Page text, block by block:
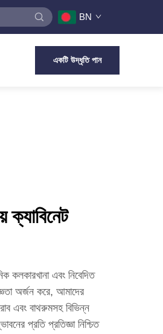
BN
একটি উদ্ধৃতি পান
ক্যাবিনেট
কলকারখানা এবং নিবেদিত
অর্জন করে, আমাদের
এবং বাথরুমসহ বিভিন্ন
প্রতি প্রতিজ্ঞা নিশ্চিত